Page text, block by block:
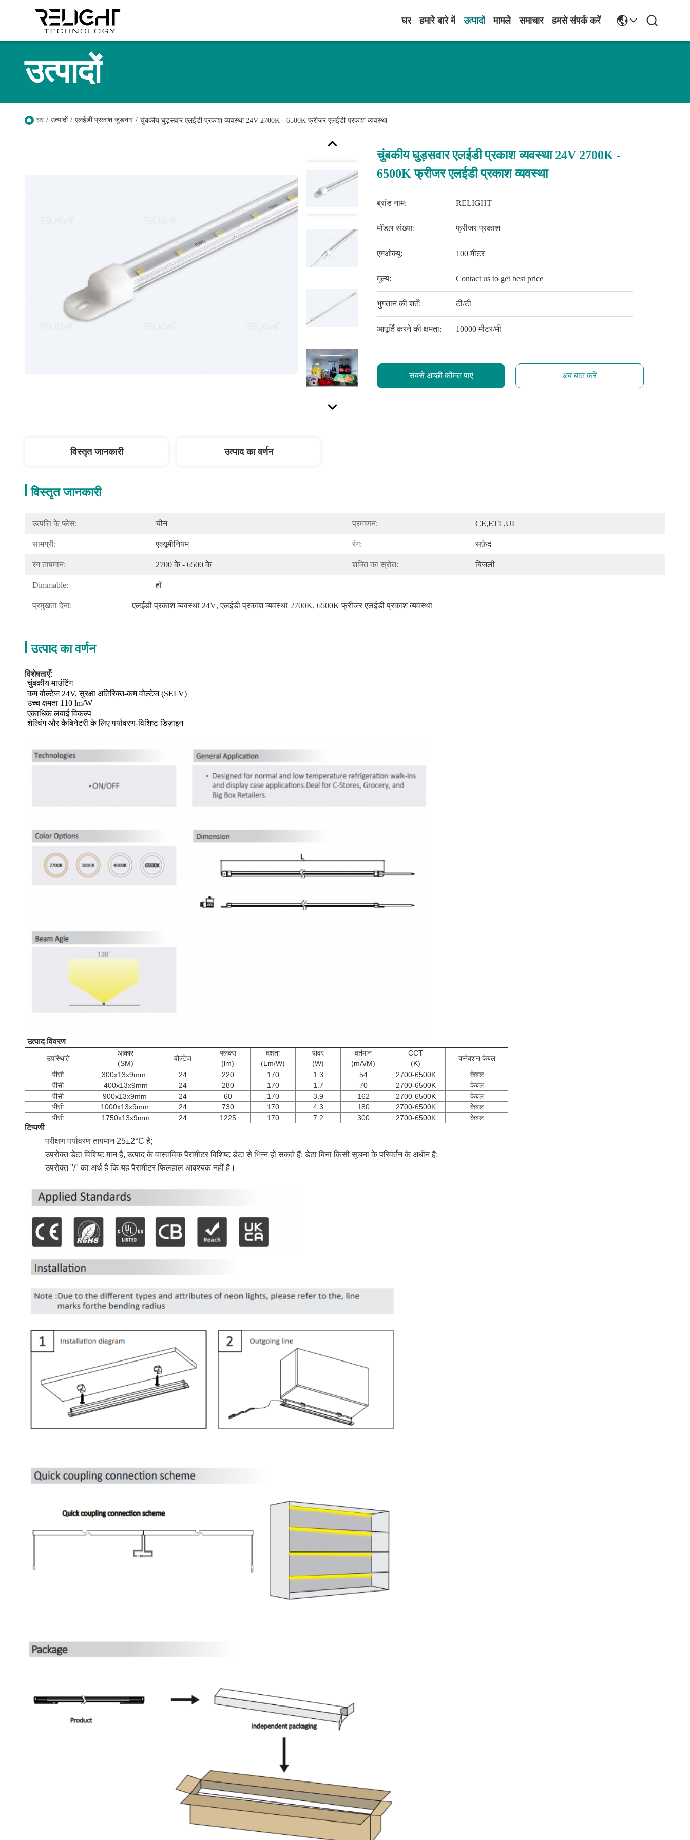
घर हमारे बारे में उत्पादों मामले समाचार हमसे संपर्क करें
उत्पादों
घर / उत्पादों / एलईडी प्रकाश जुड़नार / चुंबकीय घुड़सवार एलईडी प्रकाश व्यवस्था 24V 2700K - 6500K फ्रीजर एलईडी प्रकाश व्यवस्था
चुंबकीय घुड़सवार एलईडी प्रकाश व्यवस्था 24V 2700K -
6500K फ्रीजर एलईडी प्रकाश व्यवस्था
ब्रांड नाम: RELIGHT
मॉडल संख्या: फ्रीजर प्रकाश
एमओक्यू: 100 मीटर
मूल्य: Contact us to get best price
भुगतान की शर्तें: टी/टी
आपूर्ति करने की क्षमता: 10000 मीटर/मी
सबसे अच्छी कीमत पाएं अब बात करें
विस्तृत जानकारी उत्पाद का वर्णन
विस्तृत जानकारी
उत्पत्ति के प्लेस: चीन प्रमाणन: CE,ETL,UL
सामग्री: एल्यूमीनियम रंग: सफ़ेद
रंग तापमान: 2700 के - 6500 के शक्ति का स्रोत: बिजली
Dimmable: हाँ
प्रमुखता देना: एलईडी प्रकाश व्यवस्था 24V, एलईडी प्रकाश व्यवस्था 2700K, 6500K फ्रीजर एलईडी प्रकाश व्यवस्था
उत्पाद का वर्णन
विशेषताएँ:
चुंबकीय माउंटिंग
कम वोल्टेज 24V, सुरक्षा अतिरिक्त-कम वोल्टेज (SELV)
उच्च क्षमता 110 lm/W
एकाधिक लंबाई विकल्प
शेल्विंग और कैबिनेटरी के लिए पर्यावरण-विशिष्ट डिज़ाइन
उत्पाद विवरण
उपस्थिति
आकार
(SM)
वोल्टेज
फ्लक्स
(lm)
दक्षता
(Lm/W)
पावर
(W)
वर्तमान
(mA/M)
CCT
(K)
कनेक्शन केबल
पीसी
300x13x9mm 24 220 170 1.3 54 2700-6500K
केबल
पीसी
400x13x9mm 24 280 170 1.7 70 2700-6500K
केबल
पीसी
900x13x9mm 24 60 170 3.9 162 2700-6500K
केबल
पीसी
1000x13x9mm 24 730 170 4.3 180 2700-6500K
केबल
पीसी
1750x13x9mm 24 1225 170 7.2 300 2700-6500K केबल
टिप्पणी
परीक्षण पर्यावरण तापमान 25±2°C है;
उपरोक्त डेटा विशिष्ट मान हैं, उत्पाद के वास्तविक पैरामीटर विशिष्ट डेटा से भिन्न हो सकते हैं; डेटा बिना किसी सूचना के परिवर्तन के अधीन है;
उपरोक्त "/" का अर्थ है कि यह पैरामीटर फिलहाल आवश्यक नहीं है।